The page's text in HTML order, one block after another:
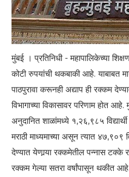
मुंबई । प्रतिनिधी - महापालिकेच्या
कोटी रुपयांची थकबाकी आहे. याबाबत
पाठपुरावा करूनही अद्याप ही रक्कम
विभागाच्या विकासावर परिणाम होत
अनुदानित शाळांमध्ये १,२६,९८५
मराठी माध्यमाच्या असून त्यात ४७,९०९
देण्यात येणार्‍या रक्कमेतील पन्नास
रक्कम गेल्या सतरा वर्षांपासून थकीत आहे.